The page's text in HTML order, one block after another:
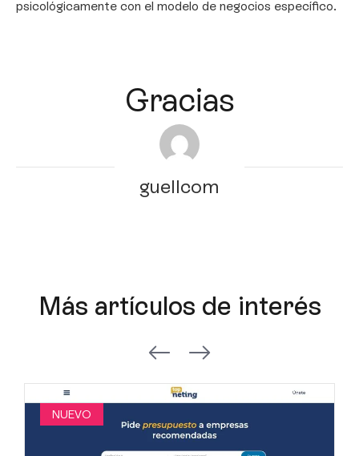
psicológicamente con el modelo de negocios específico.
Gracias
guellcom
Más artículos de interés
NUEVO